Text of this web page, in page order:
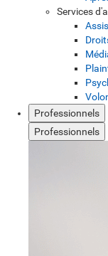
Services
Professionnels
Professionnels